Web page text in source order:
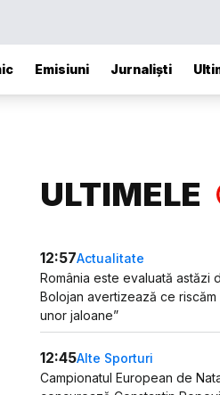
Emisiuni Jurnaliști
ULTIMELE
12:57Actualitate
România este evaluată astăzi
Bolojan avertizează ce riscăm
unor jaloane”
12:45Alte Sporturi
Campionatul European de